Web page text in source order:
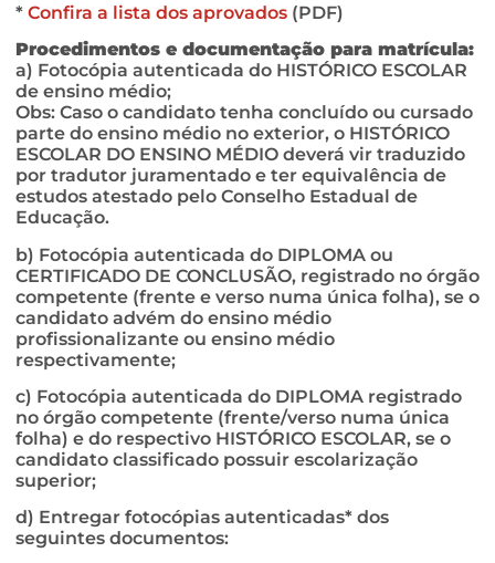
* Confira a lista dos aprovados (PDF)
Procedimentos e documentação para matrícula:
a) Fotocópia autenticada do HISTÓRICO ESCOLAR
de ensino médio;
Obs: Caso o candidato tenha concluído ou cursado
parte do ensino médio no exterior, o HISTÓRICO
ESCOLAR DO ENSINO MÉDIO deverá vir traduzido
por tradutor juramentado e ter equivalência de
estudos atestado pelo Conselho Estadual de
Educação.
b) Fotocópia autenticada do DIPLOMA ou
CERTIFICADO DE CONCLUSÃO, registrado no órgão
competente (frente e verso numa única folha), se o
candidato advém do ensino médio
profissionalizante ou ensino médio
respectivamente;
c) Fotocópia autenticada do DIPLOMA registrado
no órgão competente (frente/verso numa única
folha) e do respectivo HISTÓRICO ESCOLAR, se o
candidato classificado possuir escolarização
superior;
d) Entregar fotocópias autenticadas* dos
seguintes documentos: